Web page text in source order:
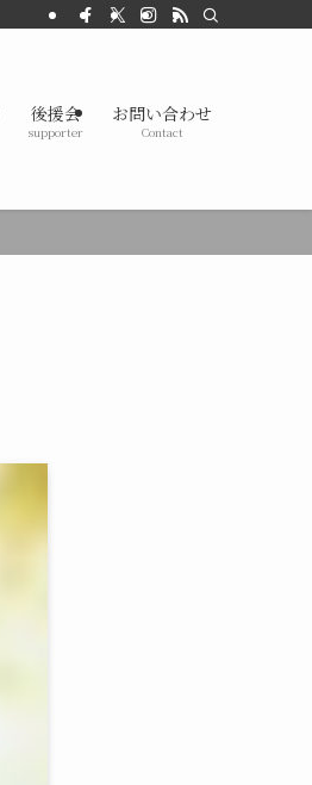
後援会
supporter
お問い合わせ
Contact